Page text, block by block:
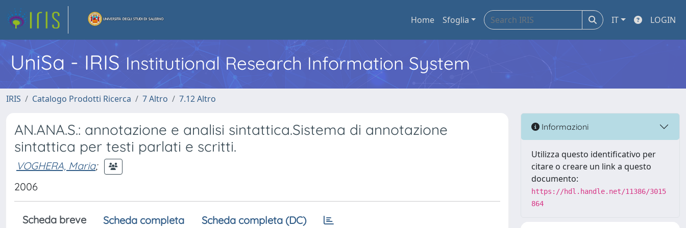
Home Sfoglia IT LOGIN
UniSa - IRIS Institutional Research Information System
IRIS Catalogo Prodotti Ricerca 7 Altro 7.12 Altro
AN.ANA.S.: annotazione e analisi sintattica.Sistema di annotazione
sintattica per testi parlati e scritti.
VOGHERA, Maria;
2006
Scheda breve Scheda completa Scheda completa (DC)
Informazioni
Utilizza questo identificativo per
citare o creare un link a questo
documento:
https://hdl.handle.net/11386/3015
864